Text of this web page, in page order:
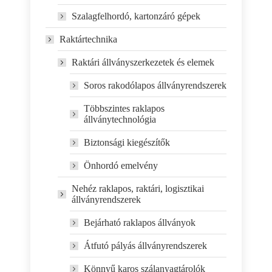
Szalagfelhordó, kartonzáró gépek
Raktártechnika
Raktári állványszerkezetek és elemek
Soros rakodólapos állványrendszerek
Többszintes raklapos
állványtechnológia
Biztonsági kiegészítők
Önhordó emelvény
Nehéz raklapos, raktári, logisztikai
állványrendszerek
Bejárható raklapos állványok
Átfutó pályás állványrendszerek
Könnyű karos szálanyagtárolók